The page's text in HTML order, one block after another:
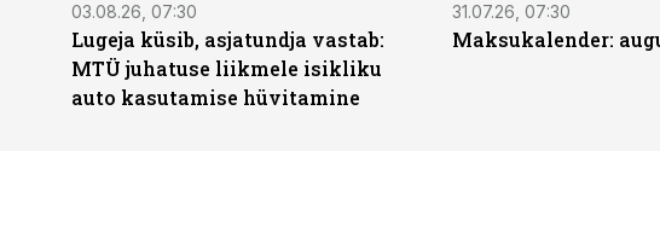
03.08.26, 07:30
Lugeja küsib, asjatundja vastab:
MTÜ juhatuse liikmele isikliku
auto kasutamise hüvitamine
31.07.26, 07:30
Maksukalender: